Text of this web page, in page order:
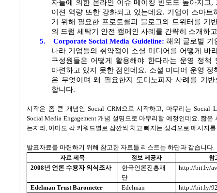
자들에 의한 온라인 이슈 메이킹 빈도도 높아지고,
이션 역량 또한 강화되고 있는데요. 기업이 스마트
기 위해 필요한 프로토콜과 블로그와 트위터를 기
의 드럼 세탁기 안전 캠페인 사례를 간략히 소개하
5.
Corporate Social Media Guideline: 해외 글로벌 기
나라 기업들의 취약점이 소셜 미디어를 어떻게 바
구성원들은 어떻게 활용해야 한다라는 운영 정책
마련하고 있지 못한 점인데요. 소셜 미디어 운영 정
은 무엇이며 왜 필요한지 도미노피자 사례를 기반
합니다.
시작은 좀 큰 개념인 Social CRM 으로 시작하고 마무리는 Social
Social Media Engagement 개념 설명으로 마무리할 예정인데요 짧은
는지라 아마도 각 키워드별로 잠깐씩 치고 빠지는 성격으로 메시지
발표자료를 마련하기 위해 참고한 자료들 리스트는 하단과 같습니다
자료 제목 정보 제공자 참
2008년 언론 수용자 의식조사
한국언론진흥재
단
http://bit.ly/
Edelman Trust Barometer Edelman
http://bit.ly/